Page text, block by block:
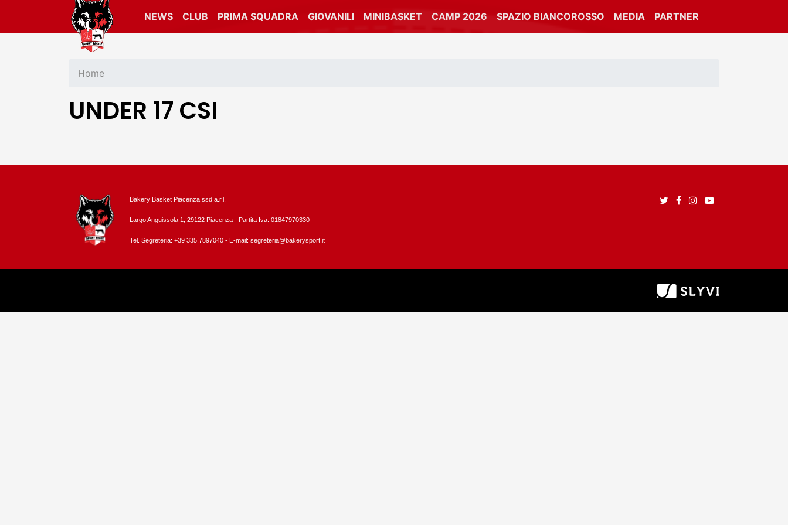
NEWS CLUB PRIMA SQUADRA GIOVANILI MINIBASKET CAMP 2026 SPAZIO BIANCOROSSO MEDIA PARTNER
Home
UNDER 17 CSI
Bakery Basket Piacenza ssd a.r.l.
Largo Anguissola 1, 29122 Piacenza - Partita Iva: 01847970330
Tel. Segreteria: +39 335.7897040 - E-mail: segreteria@bakerysport.it